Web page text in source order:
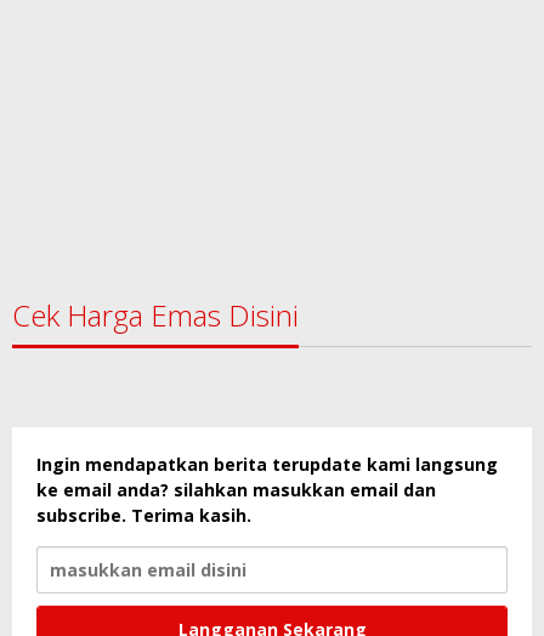
Cek Harga Emas Disini
Ingin mendapatkan berita terupdate kami langsung
ke email anda? silahkan masukkan email dan
subscribe. Terima kasih.